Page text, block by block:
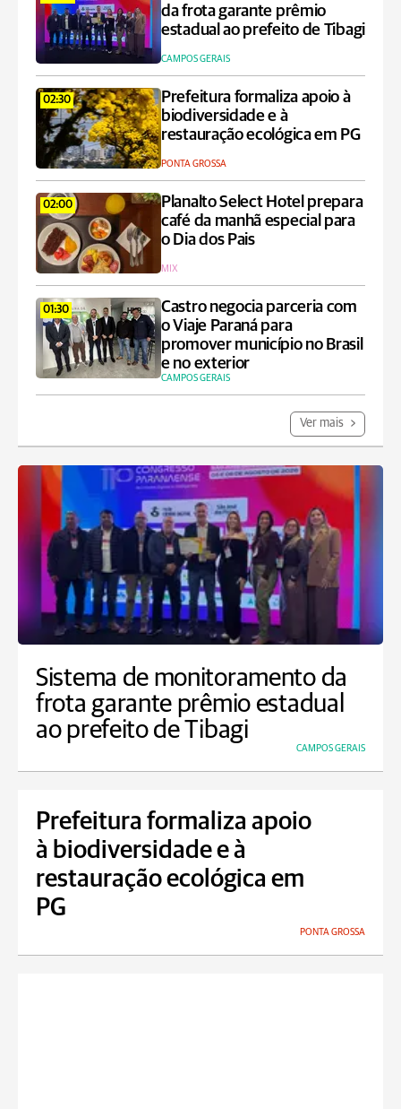
da frota garante prêmio
estadual ao prefeito de Tibagi
CAMPOS GERAIS
02:30
Prefeitura formaliza apoio à
biodiversidade e à
restauração ecológica em PG
PONTA GROSSA
02:00
Planalto Select Hotel prepara
café da manhã especial para
o Dia dos Pais
MIX
01:30
Castro negocia parceria com
o Viaje Paraná para
promover município no Brasil
e no exterior
CAMPOS GERAIS
Ver mais
Sistema de monitoramento da
frota garante prêmio estadual
ao prefeito de Tibagi
CAMPOS GERAIS
Prefeitura formaliza apoio
à biodiversidade e à
restauração ecológica em
PG
PONTA GROSSA